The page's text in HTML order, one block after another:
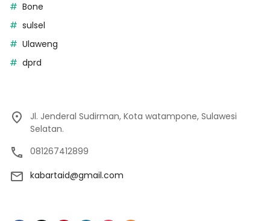
Bone
sulsel
Ulaweng
dprd
Jl. Jenderal Sudirman, Kota watampone, Sulawesi
Selatan.
081267412899
kabartaid@gmail.com